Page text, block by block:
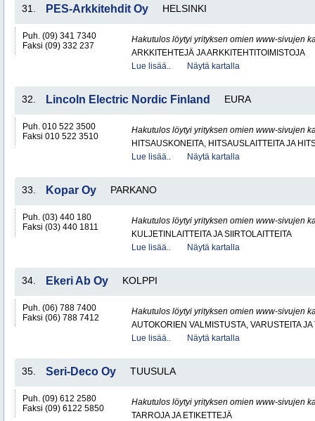
31. PES-Arkkitehdit Oy HELSINKI
Puh. (09) 341 7340
Faksi (09) 332 237
Hakutulos löytyi yrityksen omien www-sivujen
ARKKITEHTEJÄ JA ARKKITEHTITOIMISTOJA
Lue lisää..
Näytä kartalla
32. Lincoln Electric Nordic Finland EURA
Puh. 010 522 3500
Faksi 010 522 3510
Hakutulos löytyi yrityksen omien www-sivujen
HITSAUSKONEITA, HITSAUSLAITTEITA JA
Lue lisää..
Näytä kartalla
33. Kopar Oy PARKANO
Puh. (03) 440 180
Faksi (03) 440 1811
Hakutulos löytyi yrityksen omien www-sivujen
KULJETINLAITTEITA JA SIIRTOLAITTEITA
Lue lisää..
Näytä kartalla
34. Ekeri Ab Oy KOLPPI
Puh. (06) 788 7400
Faksi (06) 788 7412
Hakutulos löytyi yrityksen omien www-sivujen
AUTOKORIEN VALMISTUSTA, VARUSTEITA JA
Lue lisää..
Näytä kartalla
35. Seri-Deco Oy TUUSULA
Puh. (09) 612 2580
Faksi (09) 6122 5850
Hakutulos löytyi yrityksen omien www-sivujen
TARROJA JA ETIKETTEJÄ